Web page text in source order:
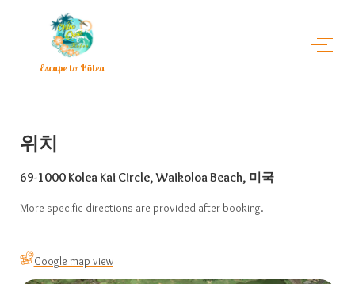
Escape to Kōlea
위치
69-1000 Kolea Kai Circle, Waikoloa Beach, 미국
Google map view
More specific directions are provided after booking.